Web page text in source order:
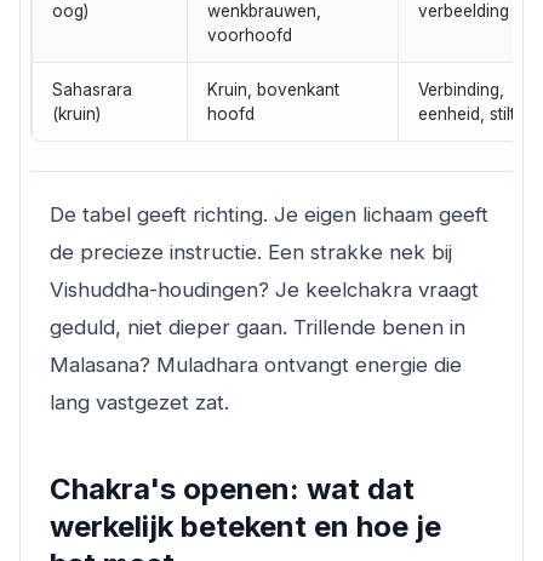
oog)
wenkbrauwen,
voorhoofd
verbeelding
Sahasrara
(kruin)
Kruin, bovenkant
hoofd
Verbinding,
eenheid, stilte
De tabel geeft richting. Je eigen lichaam geeft
de precieze instructie. Een strakke nek bij
Vishuddha-houdingen? Je keelchakra vraagt
geduld, niet dieper gaan. Trillende benen in
Malasana? Muladhara ontvangt energie die
lang vastgezet zat.
Chakra's openen: wat dat
werkelijk betekent en hoe je